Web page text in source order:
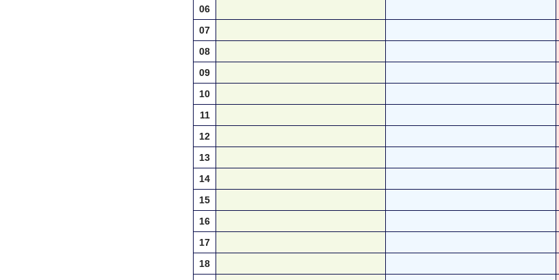
06
07
08
09
10
11
12
13
14
15
16
17
18